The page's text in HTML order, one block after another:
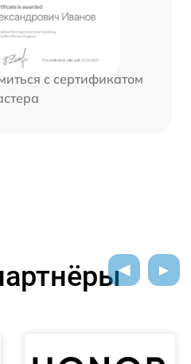
с сертификатом